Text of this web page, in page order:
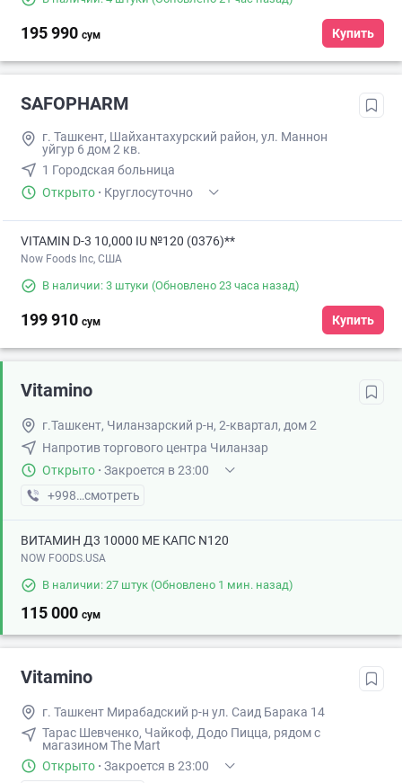
195 990 сум Купить
SAFOPHARM
г. Ташкент, Шайхантахурский район, ул. Маннон
уйгур 6 дом 2 кв.
1 Городская больница
Открыто · Круглосуточно
VITAMIN D-3 10,000 IU №120 (0376)**
Now Foods Inc, США
В наличии: 3 штуки (Обновлено 23 часа назад)
199 910 сум Купить
Vitamino
г.Ташкент, Чиланзарский р-н, 2-квартал, дом 2
Напротив торгового центра Чиланзар
Открыто · Закроется в 23:00
+998 (95) XXX-XX-XX
смотреть
ВИТАМИН Д3 10000 МЕ КАПС N120
NOW FOODS.USA
В наличии: 27 штук (Обновлено 1 мин. назад)
115 000 сум
Vitamino
г. Ташкент Мирабадский р-н ул. Саид Барака 14
Тарас Шевченко, Чайкоф, Додо Пицца, рядом с
магазином The Mart
Открыто · Закроется в 23:00